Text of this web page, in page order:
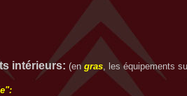
intérieurs: (en gras, les équipements